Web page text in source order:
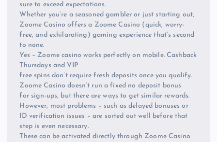
sure to exceed expectations.
Whether you’re a seasoned gambler or just starting out,
Zoome Casino offers a Zoome Casino (quick, worry-
free, and exhilarating) gaming experience that’s second
to none.
Yes – Zoome casino works perfectly on mobile. Cashback
Thursdays and VIP
free spins don’t require fresh deposits once you qualify.
Zoome Casino doesn’t run a fixed no deposit bonus
for sign-ups, but there are ways to get similar rewards.
However, most problems – such as delayed bonuses or
ID verification issues – are sorted out well before that
step is even necessary.
These can be activated directly through Zoome Casino